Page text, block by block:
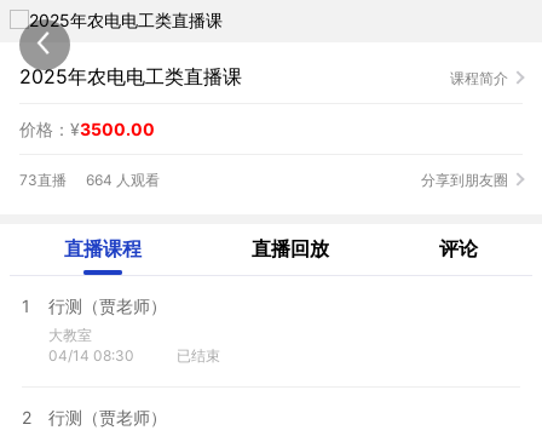
2025年农电电工类直播课 课程简介
价格：¥3500.00
73直播 664 人观看 分享到朋友圈
直播课程 直播回放 评论
1 行测（贾老师）
大教室
04/14 08:30
已结束
2 行测（贾老师）